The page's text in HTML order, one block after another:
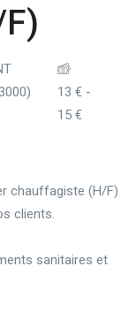
13 € -
15 €
chauffagiste (H/F)
clients.
sanitaires et